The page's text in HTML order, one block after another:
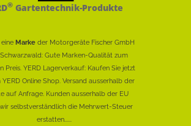
®Gartentechnik-Produkte
Marke der Motorgeräte Fischer GmbH
Gute Marken-Qualität zum
Preis. YERD Lagerverkauf: Kaufen Sie jetzt
Online Shop. Versand ausserhalb der
auf Anfrage. Kunden ausserhalb der EU
selbstverständlich die Mehrwert-Steuer
erstatten......